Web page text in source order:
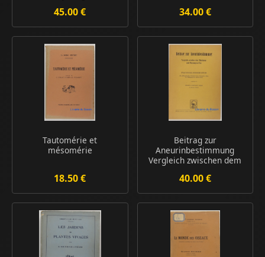
45.00 € 34.00 €
Tautomérie et
mésomérie
18.50 €
Beitrag zur
Aneurinbestimmung
Vergleich zwischen dem
40.00 €